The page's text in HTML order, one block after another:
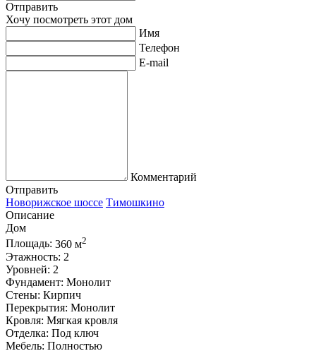
Отправить
Хочу посмотреть этот дом
Имя
Телефон
E-mail
Комментарий
Отправить
Новорижское шоссе Тимошкино
Описание
Дом
Площадь: 360 м2
Этажность: 2
Уровней: 2
Фундамент: Монолит
Стены: Кирпич
Перекрытия: Монолит
Кровля: Мягкая кровля
Отделка: Под ключ
Мебель: Полностью